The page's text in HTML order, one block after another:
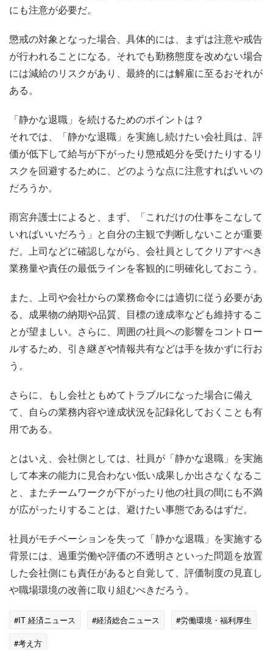
にも注意が必要だ。
懲戒の対象となった場合、具体的には、まずは注意や戒告
が行われることになる。それでも勤務態度を改めない場合
には減給のリスクがあり、最終的には解雇に至るおそれが
ある。
「静かな退職」を続けるためのポイントは？
それでは、「静かな退職」を実施し続けたい会社員は、評
価が低下して給与が下がったり懲戒処分を受けたりするリ
スクを回避するために、どのような点に注意すればいいの
だろうか。
雨宮弁護士によると、まず、「これだけの仕事をこなして
いればいいだろう」と自分の主観で判断しないことが重要
だ。上司などに確認しながら、会社員としてクリアすべき
業務量や責任の最低ラインを客観的に明確化しておこう。
また、上司や会社からの業務命令には適切に従う必要があ
る。成果物の納期や品質、目標の達成率なども維持するこ
とが望ましい。さらに、周囲の社員への影響をコントロー
ルするため、引き継ぎや情報共有などは手を抜かずに行お
う。
さらに、もし会社ともめてトラブルになった場合に備え
て、自らの業務内容や達成状況を記録化しておくことも有
用である。
とはいえ、会社側としては、社員が「静かな退職」を実施
して本来の能力に見合わない低い成果しか出さなくなるこ
と、またチームワークが下がったり他の社員の間にも不満
が広がったりすることは、避けたい事態であるはずだ。
社員がモチベーションを失って「静かな退職」を実施する
背景には、過重労働や評価の不透明さといった問題を放置
した会社側にも責任があると自覚して、評価制度の見直し
や職場環境の改善に取り組むべきだろう。
#IT 経済ニュース #経済総合ニュース
#労働環境・福利厚生
#考え方